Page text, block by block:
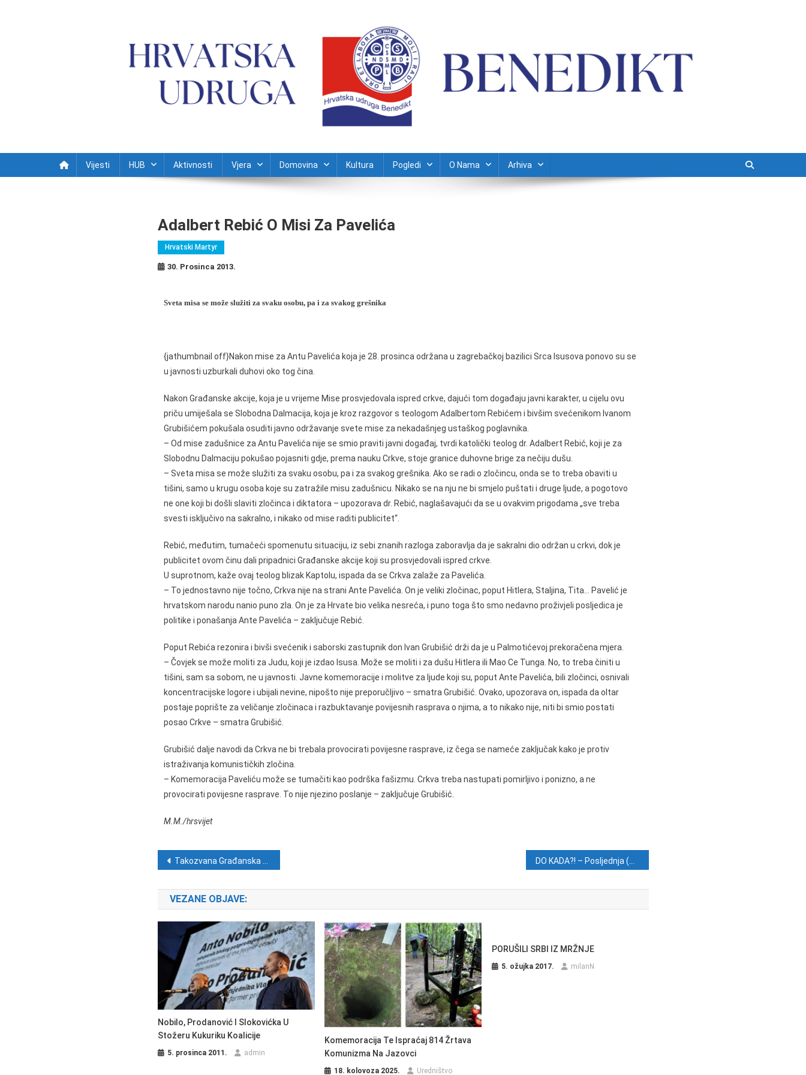
Vijesti HUB Aktivnosti Vjera Domovina Kultura Pogledi O Nama Arhiva
Adalbert Rebić O Misi Za Pavelića
Hrvatski Martyr
30. Prosinca 2013.
Sveta misa se može služiti za svaku osobu, pa i za svakog grešnika
{jathumbnail off}Nakon mise za Antu Pavelića koja je 28. prosinca održana u zagrebačkoj bazilici Srca Isusova ponovo su se
u javnosti uzburkali duhovi oko tog čina.
Nakon Građanske akcije, koja je u vrijeme Mise prosvjedovala ispred crkve, dajući tom događaju javni karakter, u cijelu ovu
priču umiješala se Slobodna Dalmacija, koja je kroz razgovor s teologom Adalbertom Rebićem i bivšim svećenikom Ivanom
Grubišićem pokušala osuditi javno održavanje svete mise za nekadašnjeg ustaškog poglavnika.
– Od mise zadušnice za Antu Pavelića nije se smio praviti javni događaj, tvrdi katolički teolog dr. Adalbert Rebić, koji je za
Slobodnu Dalmaciju pokušao pojasniti gdje, prema nauku Crkve, stoje granice duhovne brige za nečiju dušu.
– Sveta misa se može služiti za svaku osobu, pa i za svakog grešnika. Ako se radi o zločincu, onda se to treba obaviti u
tišini, samo u krugu osoba koje su zatražile misu zadušnicu. Nikako se na nju ne bi smjelo puštati i druge ljude, a pogotovo
ne one koji bi došli slaviti zločinca i diktatora – upozorava dr. Rebić, naglašavajući da se u ovakvim prigodama „sve treba
svesti isključivo na sakralno, i nikako od mise raditi publicitet“.
Rebić, međutim, tumačeći spomenutu situaciju, iz sebi znanih razloga zaboravlja da je sakralni dio održan u crkvi, dok je
publicitet ovom činu dali pripadnici Građanske akcije koji su prosvjedovali ispred crkve.
U suprotnom, kaže ovaj teolog blizak Kaptolu, ispada da se Crkva zalaže za Pavelića.
– To jednostavno nije točno, Crkva nije na strani Ante Pavelića. On je veliki zločinac, poput Hitlera, Staljina, Tita… Pavelić je
hrvatskom narodu nanio puno zla. On je za Hrvate bio velika nesreća, i puno toga što smo nedavno proživjeli posljedica je
politike i ponašanja Ante Pavelića – zaključuje Rebić.
Poput Rebića rezonira i bivši svećenik i saborski zastupnik don Ivan Grubišić drži da je u Palmotićevoj prekoračena mjera.
– Čovjek se može moliti za Judu, koji je izdao Isusa. Može se moliti i za dušu Hitlera ili Mao Ce Tunga. No, to treba činiti u
tišini, sam sa sobom, ne u javnosti. Javne komemoracije i molitve za ljude koji su, poput Ante Pavelića, bili zločinci, osnivali
koncentracijske logore i ubijali nevine, nipošto nije preporučljivo – smatra Grubišić. Ovako, upozorava on, ispada da oltar
postaje poprište za veličanje zločinaca i razbuktavanje povijesnih rasprava o njima, a to nikako nije, niti bi smio postati
posao Crkve – smatra Grubišić.
Grubišić dalje navodi da Crkva ne bi trebala provocirati povijesne rasprave, iz čega se nameće zaključak kako je protiv
istraživanja komunističkih zločina.
– Komemoracija Paveliću može se tumačiti kao podrška fašizmu. Crkva treba nastupati pomirljivo i ponizno, a ne
provocirati povijesne rasprave. To nije njezino poslanje – zaključuje Grubišić.
M.M./hrsvijet
Navigacija objava
Takozvana Građanska akcija na misi za pokojnog poglavnika Antu Pavelića DO KADA?! – Posljednja (ne)djela ministra (bez)obrazovanja
VEZANE OBJAVE:
Nobilo, Prodanović I Slokovićka U
Stožeru Kukuriku Koalicije
5. prosinca 2011. admin
Komemoracija Te Ispraćaj 814 Žrtava
Komunizma Na Jazovci
18. kolovoza 2025. Uredništvo
PORUŠILI SRBI IZ MRŽNJE
5. ožujka 2017. milanN